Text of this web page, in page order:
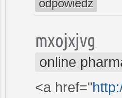
odpowiedz
mxojxjvg
online
<a href="